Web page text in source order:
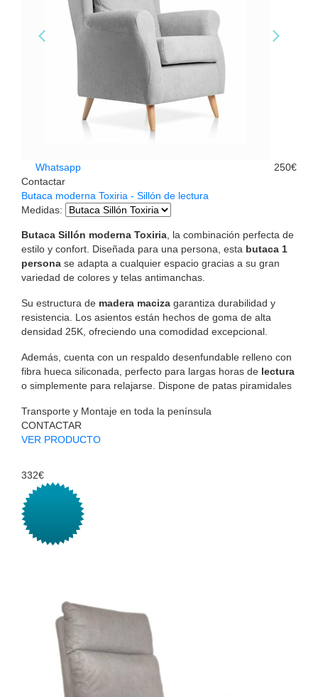
Whatsapp
Contactar
250€
Butaca moderna Toxiria - Sillón de lectura
Medidas:
Butaca Sillón moderna Toxiria , la combinación perfecta de
estilo y confort. Diseñada para una persona, esta butaca 1
persona se adapta a cualquier espacio gracias a su gran
variedad de colores y telas antimanchas.
Su estructura de madera maciza garantiza durabilidad y
resistencia. Los asientos están hechos de goma de alta
densidad 25K, ofreciendo una comodidad excepcional.
Además, cuenta con un respaldo desenfundable relleno con
fibra hueca siliconada, perfecto para largas horas de lectura
o simplemente para relajarse. Dispone de patas piramidales
Transporte y Montaje en toda la península
CONTACTAR
VER PRODUCTO
332€